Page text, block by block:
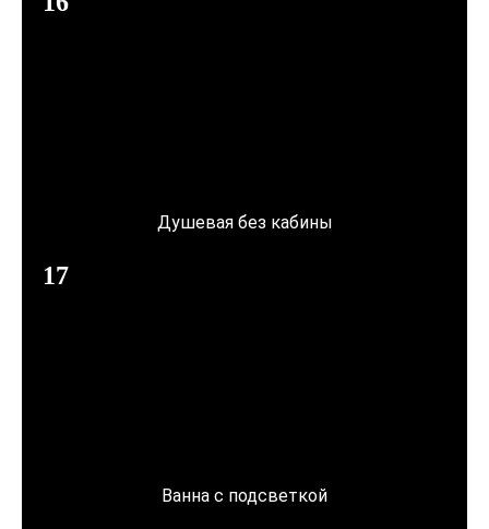
Душевая без кабины
Ванна с подсветкой